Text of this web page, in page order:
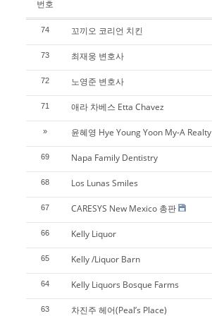
번호
74 꼬끼오 코리언 치킨
73 최재웅 변호사
72 노영준 변호사
71 애라 차베스 Etta Chavez
» 윤혜영 Hye Young Yoon My-A Realty
69 Napa Family Dentistry
68 Los Lunas Smiles
67 CARESYS New Mexico 총판
66 Kelly Liquor
65 Kelly /Liquor Barn
64 Kelly Liquors Bosque Farms
63 차진주 헤어(Peal’s Place)